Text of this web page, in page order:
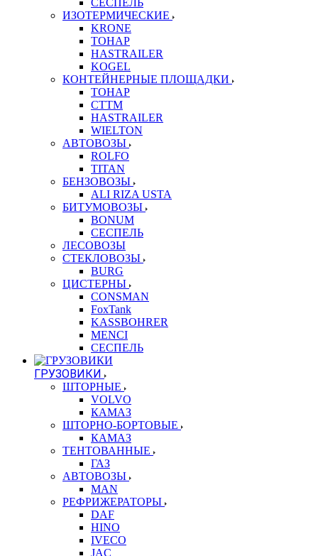
СЕСПЕЛЬ
ИЗОТЕРМИЧЕСКИЕ
KRONE
ТОНАР
HASTRAILER
KOGEL
КОНТЕЙНЕРНЫЕ ПЛОЩАДКИ
ТОНАР
CTTM
HASTRAILER
WIELTON
АВТОВОЗЫ
ROLFO
TITAN
БЕНЗОВОЗЫ
ALI RIZA USTA
БИТУМОВОЗЫ
BONUM
СЕСПЕЛЬ
ЛЕСОВОЗЫ
СТЕКЛОВОЗЫ
BURG
ЦИСТЕРНЫ
CONSMAN
FoxTank
KASSBOHRER
MENCI
СЕСПЕЛЬ
ГРУЗОВИКИ
ШТОРНЫЕ
VOLVO
КАМАЗ
ШТОРНО-БОРТОВЫЕ
КАМАЗ
ТЕНТОВАННЫЕ
ГАЗ
АВТОВОЗЫ
MAN
РЕФРИЖЕРАТОРЫ
DAF
HINO
IVECO
JAC